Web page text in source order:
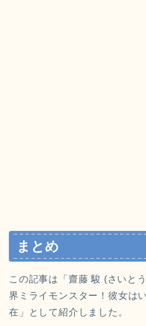
まとめ
この記事は「齋藤 駿 (さいと
界ミライモンスター！彼女は
在」として紹介しました。